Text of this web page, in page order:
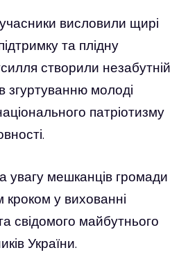
висловили щирі
та плідну
створили незабутній
згуртуванню молоді
патріотизму
увагу мешканців громади
у вихованні
свідомого майбутнього
України.